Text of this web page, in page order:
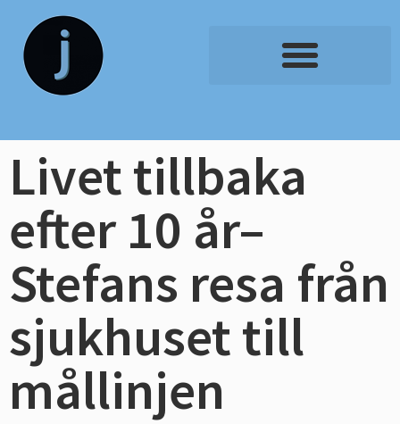
Livet tillbaka
efter 10 år–
Stefans resa från
sjukhuset till
mållinjen